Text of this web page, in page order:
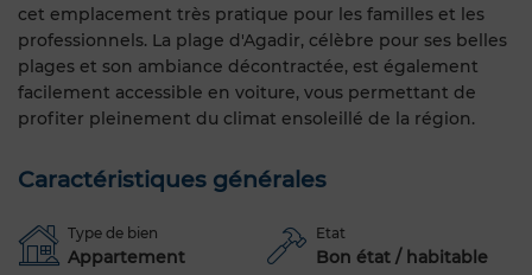
cet emplacement très pratique pour les familles et les
professionnels. La plage d'Agadir, célèbre pour ses belles
plages et son ambiance décontractée, est également
facilement accessible en voiture, vous permettant de
profiter pleinement du climat ensoleillé de la région.
Caractéristiques générales
Type de bien
Appartement
Etat
Bon état / habitable